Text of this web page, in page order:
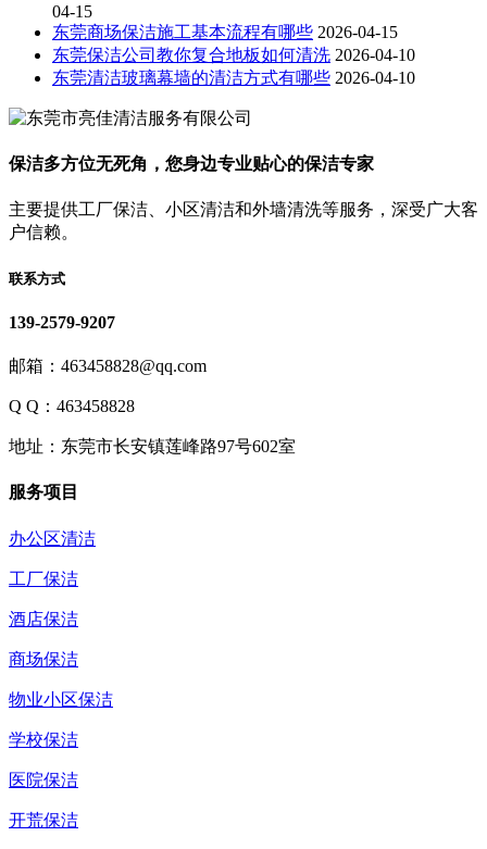
04-15
东莞商场保洁施工基本流程有哪些 2026-04-15
东莞保洁公司教你复合地板如何清洗 2026-04-10
东莞清洁玻璃幕墙的清洁方式有哪些 2026-04-10
保洁多方位无死角，您身边专业贴心的保洁专家
主要提供工厂保洁、小区清洁和外墙清洗等服务，深受广大客
户信赖。
联系方式
139-2579-9207
邮箱：463458828@qq.com
Q Q：463458828
地址：东莞市长安镇莲峰路97号602室
服务项目
办公区清洁
工厂保洁
酒店保洁
商场保洁
物业小区保洁
学校保洁
医院保洁
开荒保洁